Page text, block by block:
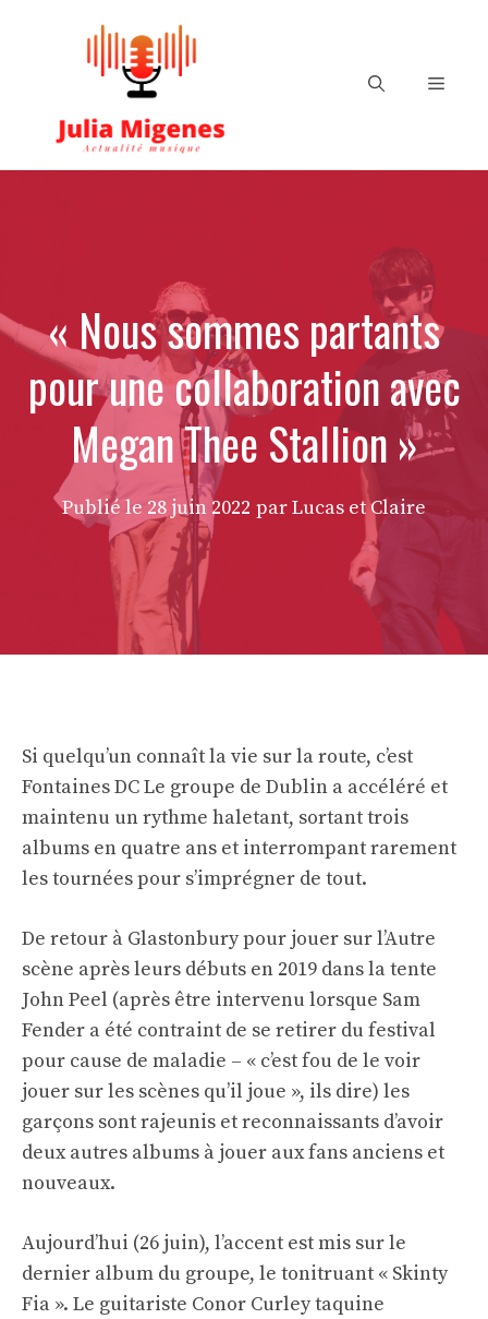
Menu
« Nous sommes partants
pour une collaboration avec
Megan Thee Stallion »
Publié le 28 juin 2022 par Lucas et Claire
Si quelqu’un connaît la vie sur la route, c’est
Fontaines DC Le groupe de Dublin a accéléré et
maintenu un rythme haletant, sortant trois
albums en quatre ans et interrompant rarement
les tournées pour s’imprégner de tout.
De retour à Glastonbury pour jouer sur l’Autre
scène après leurs débuts en 2019 dans la tente
John Peel (après être intervenu lorsque Sam
Fender a été contraint de se retirer du festival
pour cause de maladie – « c’est fou de le voir
jouer sur les scènes qu’il joue », ils dire) les
garçons sont rajeunis et reconnaissants d’avoir
deux autres albums à jouer aux fans anciens et
nouveaux.
Aujourd’hui (26 juin), l’accent est mis sur le
dernier album du groupe, le tonitruant « Skinty
Fia ». Le guitariste Conor Curley taquine